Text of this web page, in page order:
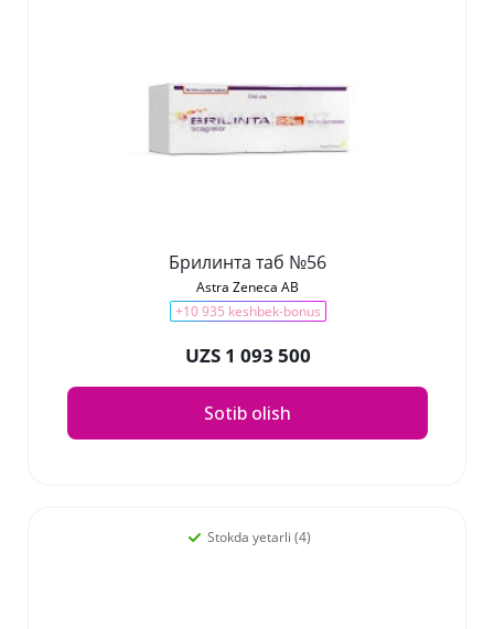
Брилинта таб №56
Astra Zeneca AB
+10 935 keshbek-bonus
UZS 1 093 500
Sotib olish
Stokda yetarli (4)